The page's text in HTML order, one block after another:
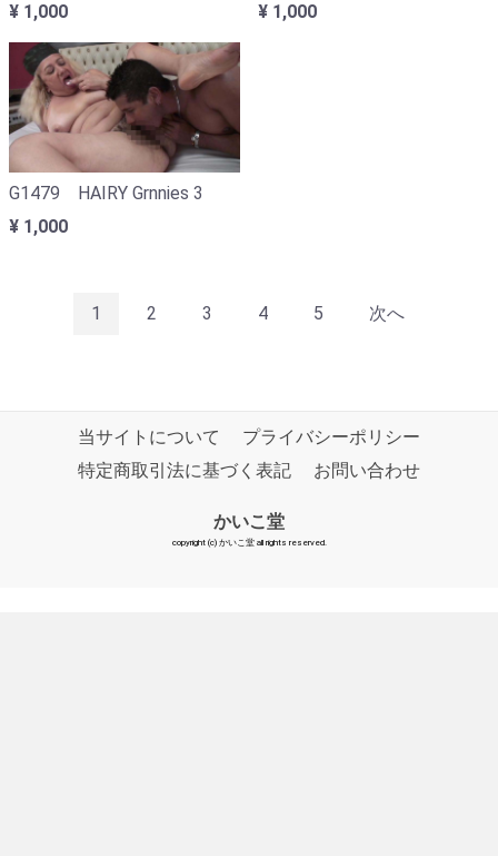
¥ 1,000
¥ 1,000
G1479 HAIRY Grnnies 3
¥ 1,000
1 2 3 4 5 次へ
当サイトについて
プライバシーポリシー
特定商取引法に基づく表記
お問い合わせ
かいこ堂
copyright (c) かいこ堂 all rights reserved.